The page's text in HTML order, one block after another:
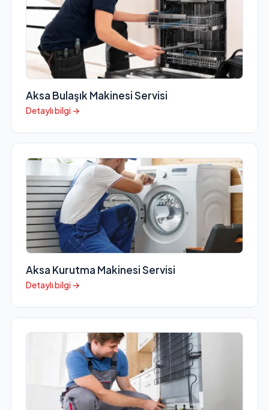
Aksa Bulaşık Makinesi Servisi
Detaylı bilgi →
Aksa Kurutma Makinesi Servisi
Detaylı bilgi →